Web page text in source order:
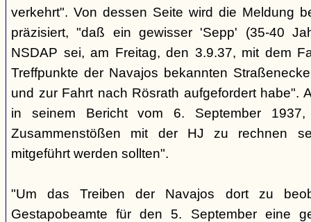
verkehrt". Von dessen Seite wird die Meldung
präzisiert, "daß ein gewisser 'Sepp' (35-40
NSDAP sei, am Freitag, den 3.9.37, mit dem
Treffpunkte der Navajos bekannten
und zur Fahrt nach Rösrath aufgefordert habe".
in seinem Bericht vom 6. September
Zusammenstößen mit der HJ zu rechnen
mitgeführt werden sollten".
"Um das Treiben der Navajos dort zu
Gestapobeamte für den 5. September eine